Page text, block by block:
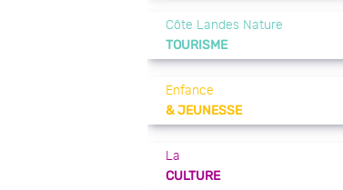
Côte Landes Nature
TOURISME
Enfance
& JEUNESSE
La
CULTURE